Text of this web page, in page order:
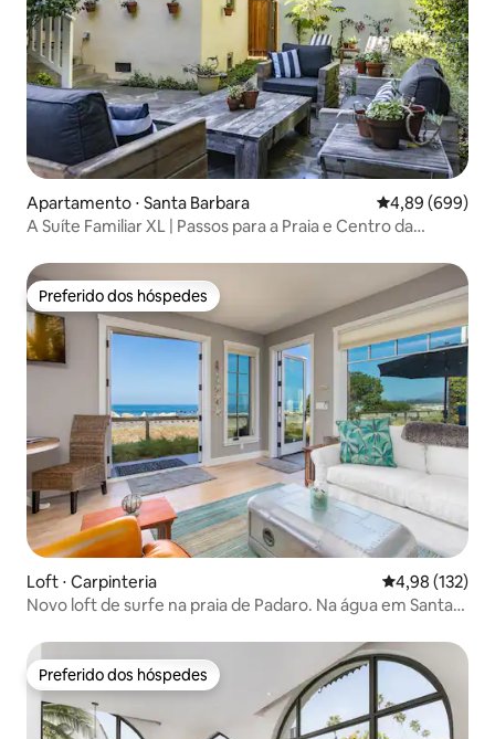
Apartamento ⋅ Santa Barbara 4,89 de uma
4,89 (699)
A Suíte Familiar XL | Passos para a Praia e Centro da
Preferido dos hóspedes
Preferido dos hóspedes
Loft ⋅ Carpinteria 4,98 de uma
4,98 (132)
Novo loft de surfe na praia de Padaro. Na água em Santa
Preferido dos hóspedes
Preferido dos hóspedes